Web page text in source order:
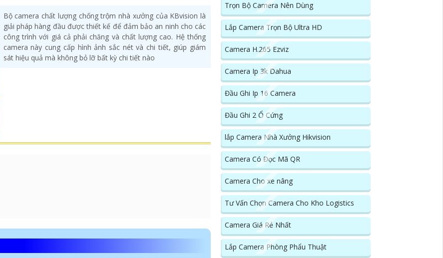
Bộ camera chất lượng chống trộm nhà xưởng của KBvision là
giải pháp hàng đầu được thiết kế để đảm bảo an ninh cho các
công trình với giá cả phải chăng và chất lượng cao. Hệ thống
camera này cung cấp hình ảnh sắc nét và chi tiết, giúp giám
sát hiệu quả mà không bỏ lỡ bất kỳ chi tiết nào
Trọn Bộ Camera Nên Dùng
Lắp Camera Trọn Bộ Ultra HD
Camera H.265 Ezviz
Camera Ip 3k Dahua
Đầu Ghi Ip 16 Camera
Đầu Ghi 2 Ổ Cứng
lắp Camera Nhà Xưởng Hikvision
Camera Có Đọc Mã QR
Camera Cho xe nâng
Tư Vấn Chọn Camera Cho Kho Logistics
Camera Giá Rẻ Nhất
Lắp Camera Phòng Phẩu Thuật